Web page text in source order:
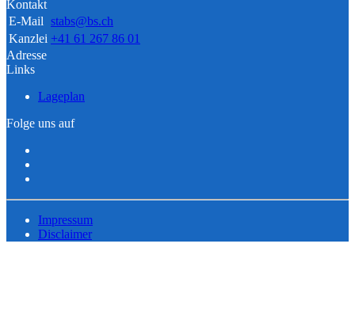
Kontakt
E-Mail stabs@bs.ch
Kanzlei +41 61 267 86 01
Adresse
Links
Lageplan
Folge uns auf
Impressum
Disclaimer